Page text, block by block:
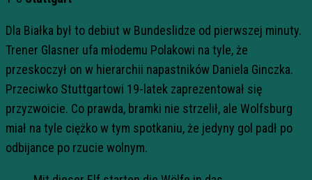
Dla Białka był to debiut w Bundeslidze od pierwszej minuty.
Trener Glasner ufa młodemu Polakowi na tyle, że
przeskoczył on w hierarchii napastników Daniela Ginczka.
Przeciwko Stuttgartowi 19-latek zaprezentował się
przyzwoicie. Co prawda, bramki nie strzelił, ale Wolfsburg
miał na tyle ciężko w tym spotkaniu, że jedyny gol padł po
odbijance po rzucie wolnym.